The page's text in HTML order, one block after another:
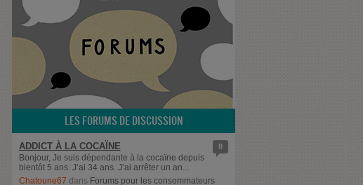
LES FORUMS DE DISCUSSION
8
ADDICT À LA COCAÏNE
Bonjour, Je suis dépendante à la cocaïne depuis
bientôt 5 ans. J’ai 34 ans. J’ai arrêter un an...
Chatoune67 dans Forums pour les consommateurs